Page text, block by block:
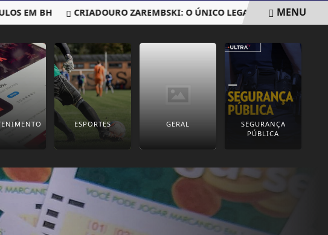
BH CRIADOURO ZAREMBSKI: O ÚNICO LEGALIZADO DO BRASIL
MENU
ESPORTES GERAL
SEGURANÇA
PÚBLICA